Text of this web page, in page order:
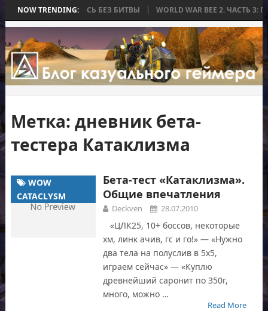
NOW TRENDING:
ЗАКОНЧИЛАСЬ БЕЗ БИТВЫ WORLD WAR BEE 2. ЧАСТЬ
Метка:дневник бета-
тестера Катаклизма
WOW
CATACLYSM
Бета-тест «Катаклизма».
Общие впечатления
Deckven 28.07.2010
«ЦЛК25, 10+ боссов, некоторые
хм, линк ачив, гс и го!» — «Нужно
два тела на полуслив в 5х5,
играем сейчас» — «Куплю
древнейший саронит по 350г,
много, можно …
Read More